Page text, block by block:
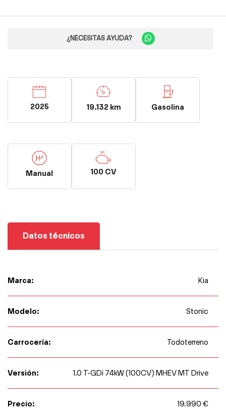
¿NECESITAS AYUDA?
2025 19.132 km Gasolina
Manual 100 CV
Datos técnicos
Marca: Kia
Modelo: Stonic
Carrocería: Todoterreno
Versión: 1.0 T-GDi 74kW (100CV) MHEV MT Drive
Precio: 19.990 €